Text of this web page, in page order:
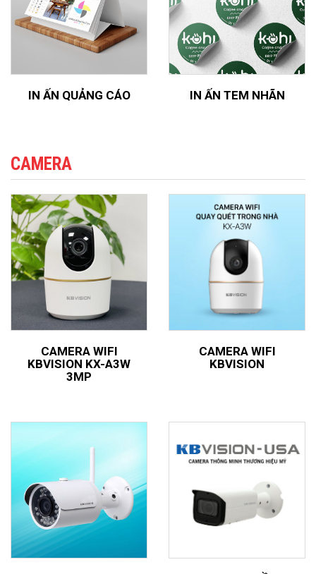
IN ẤN QUẢNG CÁO IN ẤN TEM NHÃN
CAMERA
CAMERA WIFI
KBVISION KX-A3W
3MP
CAMERA WIFI
KBVISION